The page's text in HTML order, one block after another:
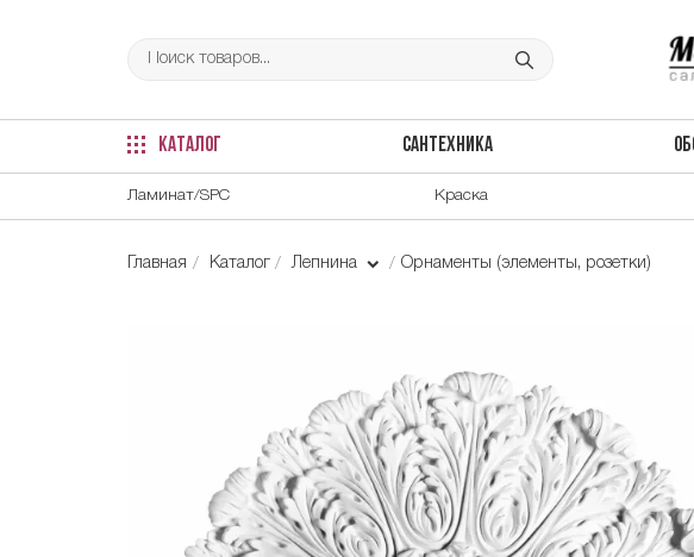
КАТАЛОГ САНТЕХНИКА
Ламинат/SPC Краска
Главная Каталог Лепнина Орнаменты (элементы, розетки)